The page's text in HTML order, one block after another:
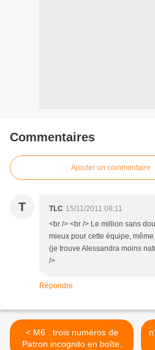
Commentaires
Ajouter un commentaire
T TLC 15/11/2011 08:11
<br /> <br /> Le million sans
mieux pour cette équipe,
(je trouve Alessandra moins
/>
Répondre
< M6 : trois numéros de
Patron incognito en boîte.